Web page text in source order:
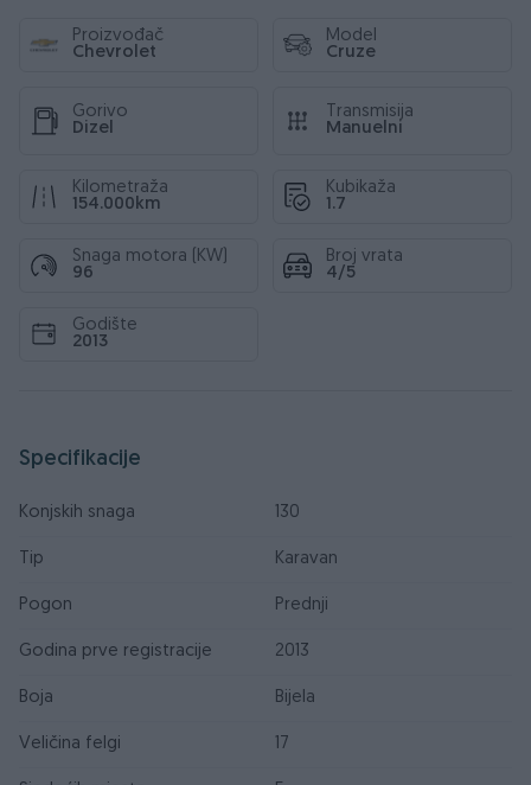
Proizvođač
Chevrolet
Model
Cruze
Gorivo
Dizel
Transmisija
Manuelni
Kilometraža
154.000km
Kubikaža
1.7
Snaga motora (KW)
96
Broj vrata
4/5
Godište
2013
Specifikacije
Konjskih snaga 130
Tip Karavan
Pogon Prednji
Godina prve registracije 2013
Boja Bijela
Veličina felgi 17